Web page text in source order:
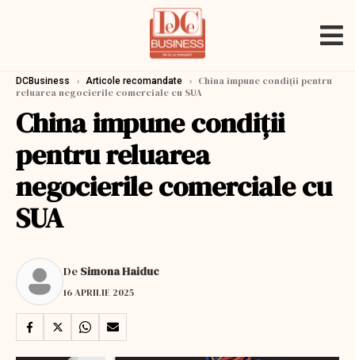
DCBusiness › Articole recomandate › China impune condiții pentru
reluarea negocierile comerciale cu SUA
China impune condiții
pentru reluarea
negocierile comerciale cu
SUA
De Simona Haiduc
16 APRILIE 2025